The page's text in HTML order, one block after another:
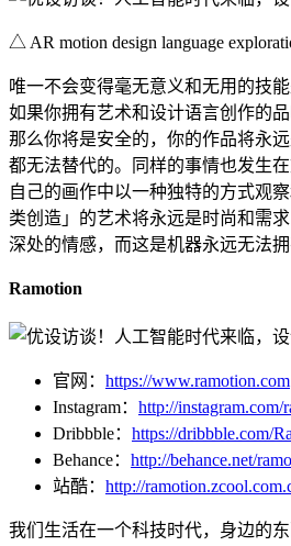
△ AR motion design language
唯一不会变得毫无意义和无用的技
如果你拥有艺术和设计语言创作的
那么你将是安全的，你的作品将永
都无法替代的。同样的事情也发生
自己的画作中以一种独特的方式观
类创造」的艺术将永远是时尚和需
深处的情感，而这是机器永远无法拥
Ramotion
官网： https://www.ramotion.com
Instagram： http://instagram.com/
Dribbble： https://dribbble.com/
Behance： http://behance.net/
站酷： http://
我们生活在一个科技时代，身边的